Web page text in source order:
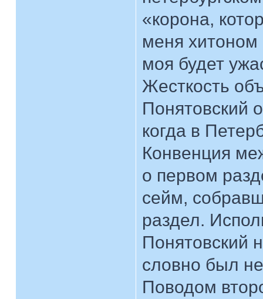
«корона,
меня
моя будет
Жесткость
Понятовский
когда в
Конвенция
о первом
сейм,
раздел.
Понятовский
словно был
Поводом